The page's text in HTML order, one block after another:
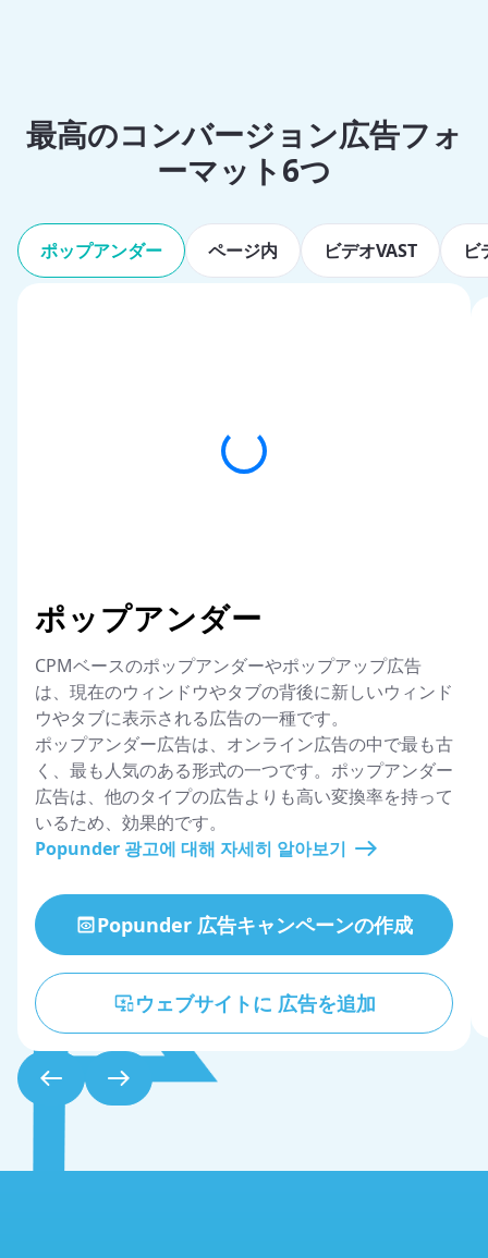
最高のコンバージョン広告フォ
ーマット6つ
ポップアンダー ページ内 ビデオVAST ビ
ポップアンダー
CPMベースのポップアンダーやポップアップ広告
は、現在のウィンドウやタブの背後に新しいウィンド
ウやタブに表示される広告の一種です。
ポップアンダー広告は、オンライン広告の中で最も古
く、最も人気のある形式の一つです。ポップアンダー
広告は、他のタイプの広告よりも高い変換率を持って
いるため、効果的です。
Popunder 광고에 대해 자세히 알아보기
Popunder 広告キャンペーンの作成
ウェブサイトに 広告を追加